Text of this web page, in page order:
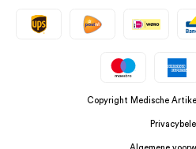
Copyright Medische